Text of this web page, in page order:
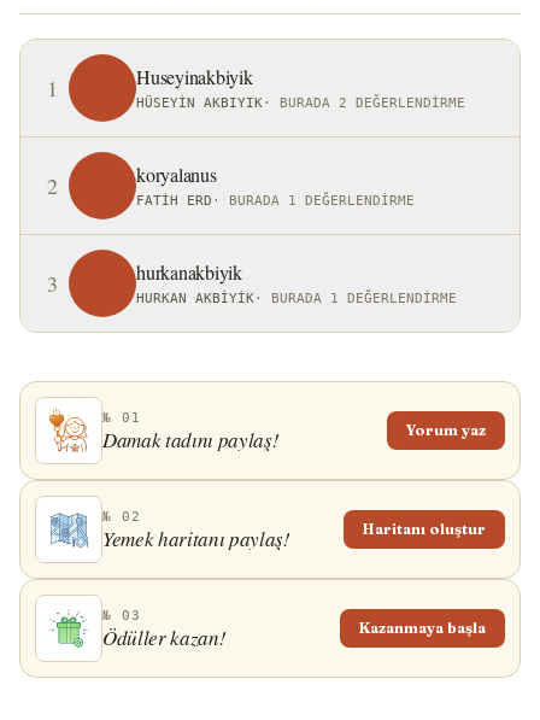
1 Huseyinakbiyik
HÜSEYIN AKBIYIK · BURADA 2 DEĞERLENDIRME
2 koryalanus
FATIH ERD · BURADA 1 DEĞERLENDIRME
3 hurkanakbiyik
HURKAN AKBIYIK · BURADA 1 DEĞERLENDIRME
№ 01
Damak tadını paylaş! Yorum yaz
№ 02
Yemek haritanı paylaş! Haritanı oluştur
№ 03
Ödüller kazan! Kazanmaya başla